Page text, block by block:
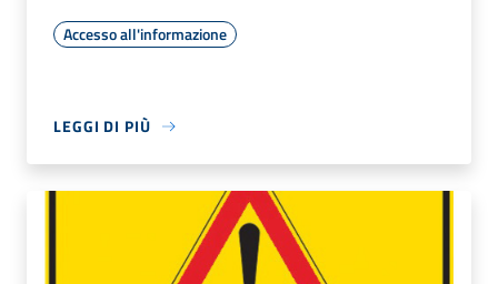
Accesso all'informazione
LEGGI DI PIÙ